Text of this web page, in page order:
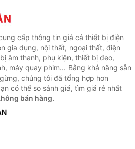
cấp thông tin giá cả thiết bị điện
gia dụng, nội thất, ngoại thất, điện
âm thanh, phụ kiện, thiết bị đeo,
máy quay phim... Bằng khả năng sẵn
chúng tôi đã tổng hợp hơn
có thể so sánh giá, tìm giá rẻ nhất
bán hàng.